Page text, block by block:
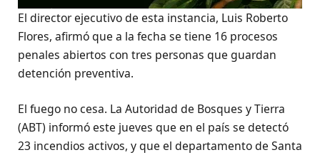
El director ejecutivo de esta instancia, Luis Roberto
Flores, afirmó que a la fecha se tiene 16 procesos
penales abiertos con tres personas que guardan
detención preventiva.
El fuego no cesa. La Autoridad de Bosques y Tierra
(ABT) informó este jueves que en el país se detectó
23 incendios activos, y que el departamento de Santa